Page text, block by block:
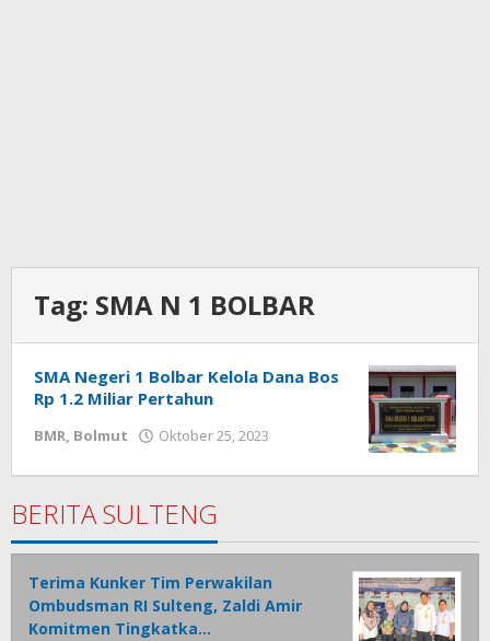
Tag: SMA N 1 BOLBAR
SMA Negeri 1 Bolbar Kelola Dana Bos
Rp 1.2 Miliar Pertahun
BMR, Bolmut Oktober 25, 2023
Babay
BERITA SULTENG
Terima Kunker Tim Perwakilan
Ombudsman RI Sulteng, Zaldi Amir
Komitmen Tingkatka…